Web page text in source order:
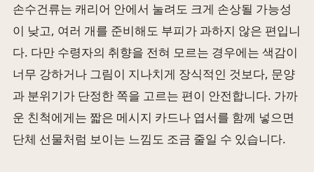
손수건류는 캐리어 안에서 눌려도 크게 손상될 가능성
이 낮고, 여러 개를 준비해도 부피가 과하지 않은 편입니
다. 다만 수령자의 취향을 전혀 모르는 경우에는 색감이
너무 강하거나 그림이 지나치게 장식적인 것보다, 문양
과 분위기가 단정한 쪽을 고르는 편이 안전합니다. 가까
운 친척에게는 짧은 메시지 카드나 엽서를 함께 넣으면
단체 선물처럼 보이는 느낌도 조금 줄일 수 있습니다.